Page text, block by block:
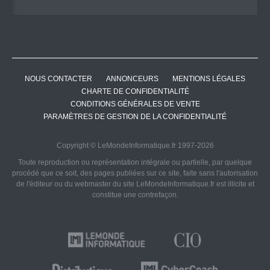
NOUS CONTACTER ANNONCEURS
MENTIONS LÉGALES
CHARTE DE CONFIDENTIALITÉ
CONDITIONS GÉNÉRALES DE VENTE
PARAMÈTRES DE GESTION DE LA CONFIDENTIALITÉ
Copyright © LeMondeInformatique.fr 1997-2026
Toute reproduction ou représentation intégrale ou partielle, par quelque
procédé que ce soit, des pages publiées sur ce site, faite sans l'autorisation
de l'éditeur ou du webmaster du site LeMondeInformatique.fr est illicite et
constitue une contrefaçon.